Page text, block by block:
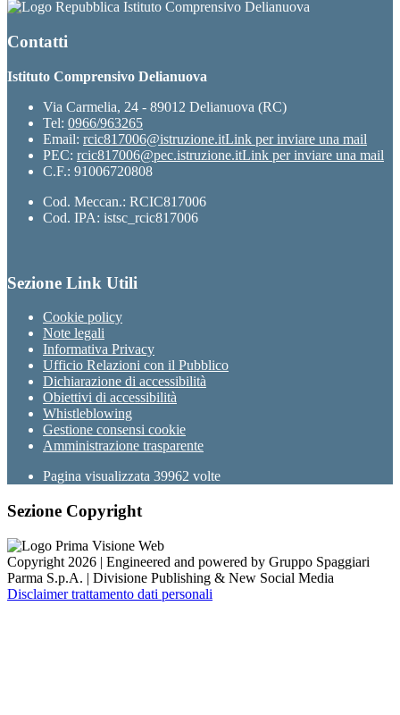
Istituto Comprensivo Delianuova
Contatti
Istituto Comprensivo Delianuova
Via Carmelia, 24 - 89012 Delianuova (RC)
Tel: 0966/963265
Email: rcic817006@istruzione.itLink per inviare una mail
PEC: rcic817006@pec.istruzione.itLink per inviare una mail
C.F.: 91006720808
Cod. Meccan.: RCIC817006
Cod. IPA: istsc_rcic817006
Sezione Link Utili
Cookie policy
Note legali
Informativa Privacy
Ufficio Relazioni con il Pubblico
Dichiarazione di accessibilità
Obiettivi di accessibilità
Whistleblowing
Gestione consensi cookie
Amministrazione trasparente
Pagina visualizzata 39962 volte
Sezione Copyright
Copyright 2026 | Engineered and powered by Gruppo Spaggiari
Parma S.p.A. | Divisione Publishing & New Social Media
Disclaimer trattamento dati personali